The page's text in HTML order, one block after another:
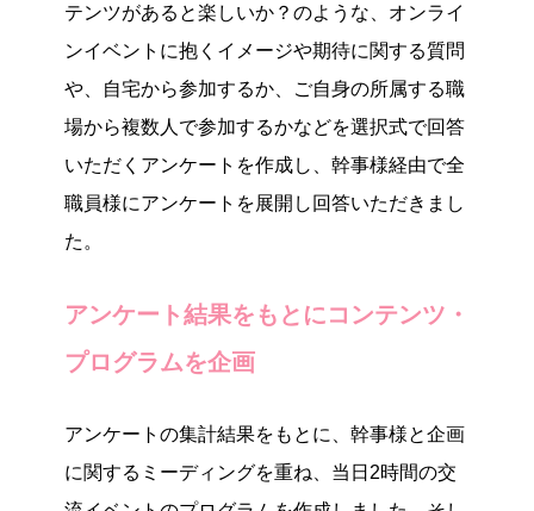
テンツがあると楽しいか？のような、オンライ
ンイベントに抱くイメージや期待に関する質問
や、自宅から参加するか、ご自身の所属する職
場から複数人で参加するかなどを選択式で回答
いただくアンケートを作成し、幹事様経由で全
職員様にアンケートを展開し回答いただきまし
た。
アンケート結果をもとにコンテンツ・
プログラムを企画
アンケートの集計結果をもとに、幹事様と企画
に関するミーディングを重ね、当日2時間の交